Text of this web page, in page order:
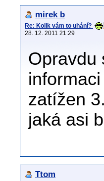
mirek b
Re: Kolik vám to uhání?
28. 12. 2011 21:29
Opravdu
zatížen
jaká asi
Ttom